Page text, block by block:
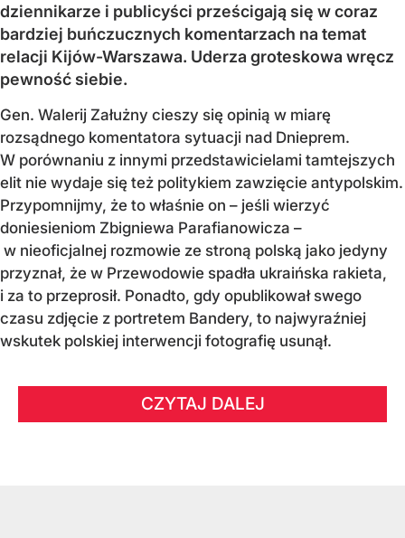
dziennikarze i publicyści prześcigają się w coraz
bardziej buńczucznych komentarzach na temat
relacji Kijów-Warszawa. Uderza groteskowa wręcz
pewność siebie.
Gen. Walerij Załużny cieszy się opinią w miarę
rozsądnego komentatora sytuacji nad Dnieprem.
W porównaniu z innymi przedstawicielami tamtejszych
elit nie wydaje się też politykiem zawzięcie antypolskim.
Przypomnijmy, że to właśnie on – jeśli wierzyć
doniesieniom Zbigniewa Parafianowicza –
w nieoficjalnej rozmowie ze stroną polską jako jedyny
przyznał, że w Przewodowie spadła ukraińska rakieta,
i za to przeprosił. Ponadto, gdy opublikował swego
czasu zdjęcie z portretem Bandery, to najwyraźniej
wskutek polskiej interwencji fotografię usunął.
CZYTAJ DALEJ